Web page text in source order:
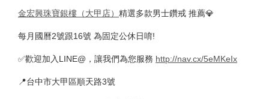
金宏興珠寶銀樓（大甲店） 精選多款男士鑽戒 推薦💎
每月國曆2號跟16號 為固定公休日唷!
✅歡迎加入LINE@，讓我們為您服務 http://nav.cx/5eMKeIx
📍台中市大甲區順天路3號